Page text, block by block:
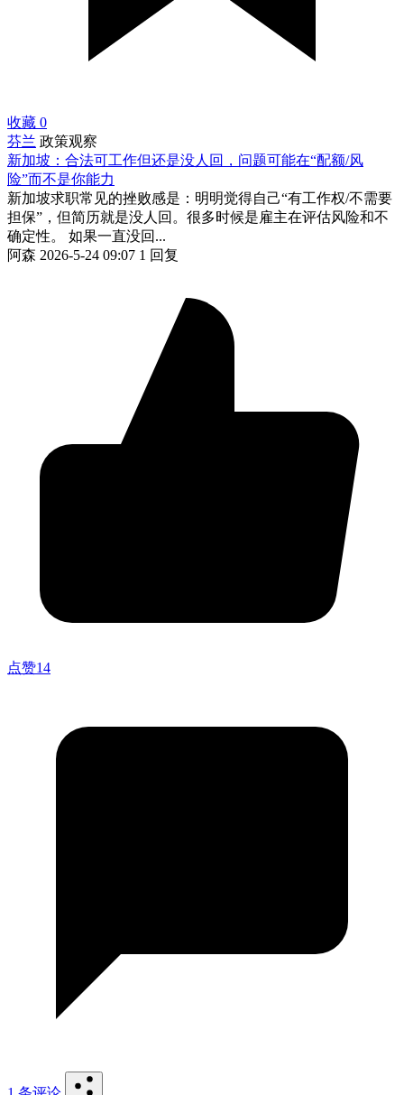
收藏 0
芬兰 政策观察
新加坡：合法可工作但还是没人回，问题可能在“配额/风
险”而不是你能力
新加坡求职常见的挫败感是：明明觉得自己“有工作权/不需要
担保”，但简历就是没人回。很多时候是雇主在评估风险和不
确定性。 如果一直没回...
阿森 2026-5-24 09:07 1 回复
点赞14